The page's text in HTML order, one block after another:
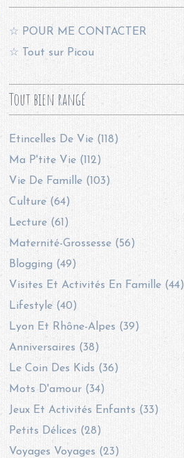
☆ POUR ME CONTACTER
☆ Tout sur Picou
Tout bien rangé
Etincelles De Vie (118)
Ma P'tite Vie (112)
Vie De Famille (103)
Culture (64)
Lecture (61)
Maternité-Grossesse (56)
Blogging (49)
Visites Et Activités En Famille (44)
Lifestyle (40)
Lyon Et Rhône-Alpes (39)
Anniversaires (38)
Le Coin Des Kids (36)
Mots D'amour (34)
Jeux Et Activités Enfants (33)
Petits Délices (28)
Voyages Voyages (23)